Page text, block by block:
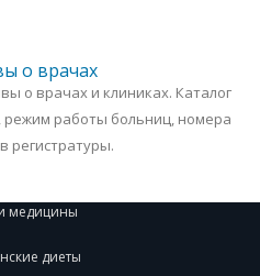
о врачах
о врачах и клиниках. Каталог
работы больниц, номера
регистратуры.
медицины
диеты